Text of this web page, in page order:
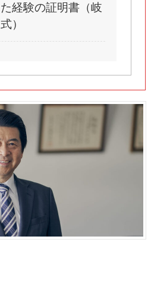
経験の証明書（岐
）